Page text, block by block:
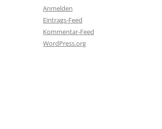
Anmelden
Eintrags-Feed
Kommentar-Feed
WordPress.org